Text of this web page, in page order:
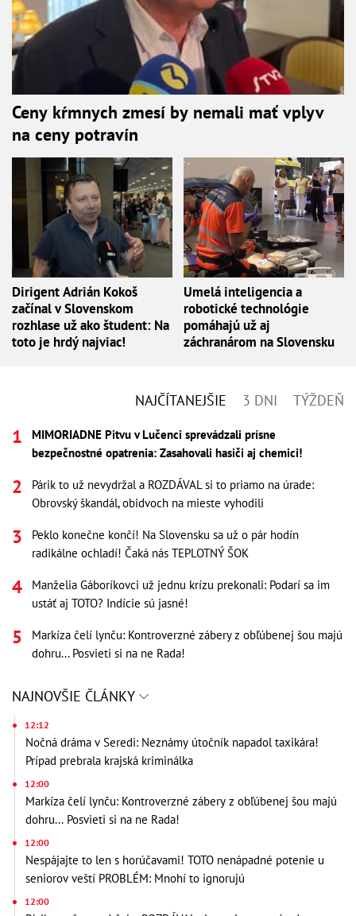
Ceny kŕmnych zmesí by nemali mať vplyv
na ceny potravín
Dirigent Adrián Kokoš
začínal v Slovenskom
rozhlase už ako študent: Na
toto je hrdý najviac!
Umelá inteligencia a
robotické technológie
pomáhajú už aj
záchranárom na Slovensku
NAJČÍTANEJŠIE 3 DNI TÝŽDEŇ
MIMORIADNE Pitvu v Lučenci sprevádzali prísne
bezpečnostné opatrenia: Zasahovali hasiči aj chemici!
Párik to už nevydržal a ROZDÁVAL si to priamo na úrade:
Obrovský škandál, obidvoch na mieste vyhodili
Peklo konečne končí! Na Slovensku sa už o pár hodín
radikálne ochladí! Čaká nás TEPLOTNÝ ŠOK
Manželia Gáboríkovci už jednu krízu prekonali: Podarí sa im
ustáť aj TOTO? Indície sú jasné!
Markíza čelí lynču: Kontroverzné zábery z obľúbenej šou majú
dohru... Posvieti si na ne Rada!
NAJNOVŠIE ČLÁNKY
12:12
Nočná dráma v Seredi: Neznámy útočník napadol taxikára!
Prípad prebrala krajská kriminálka
12:00
Markíza čelí lynču: Kontroverzné zábery z obľúbenej šou majú
dohru... Posvieti si na ne Rada!
12:00
Nespájajte to len s horúčavami! TOTO nenápadné potenie u
seniorov veští PROBLÉM: Mnohí to ignorujú
12:00